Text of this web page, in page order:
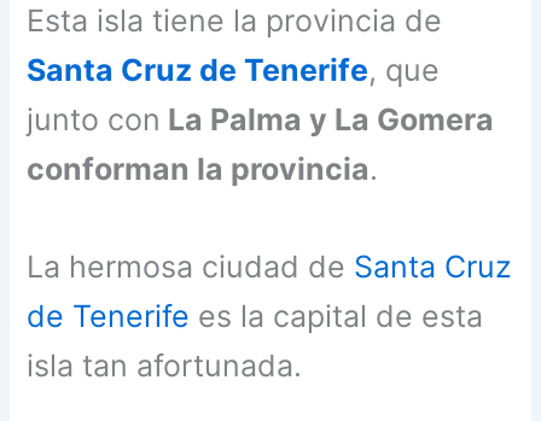
Esta isla tiene la provincia de
Santa Cruz de Tenerife, que
junto con La Palma y La Gomera
conforman la provincia.
La hermosa ciudad de Santa Cruz
de Tenerife es la capital de esta
isla tan afortunada.